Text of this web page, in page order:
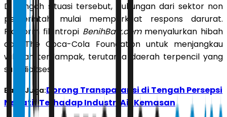
Di tengah situasi tersebut, dukungan dari sektor non
pemerintah mulai memperkuat respons darurat.
Platform filantropi BenihBaik.commenyalurkan hibah
dari The Coca-Cola Foundation untuk menjangkau
wilayah terdampak, terutama daerah terpencil yang
sulit diakses.
Baca Juga:Dorong Transparansi di Tengah Persepsi
Negatif Terhadap Industri Air Kemasan